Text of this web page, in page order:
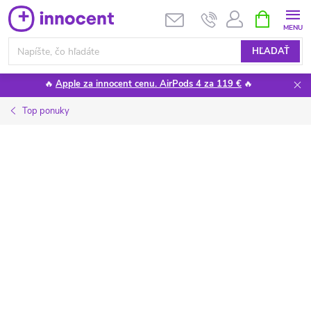
Prejsť
na
obsah
HĽADAŤ
KOŠÍK
🔥 Apple za innocent cenu. AirPods 4 za 119 € 🔥
Top ponuky